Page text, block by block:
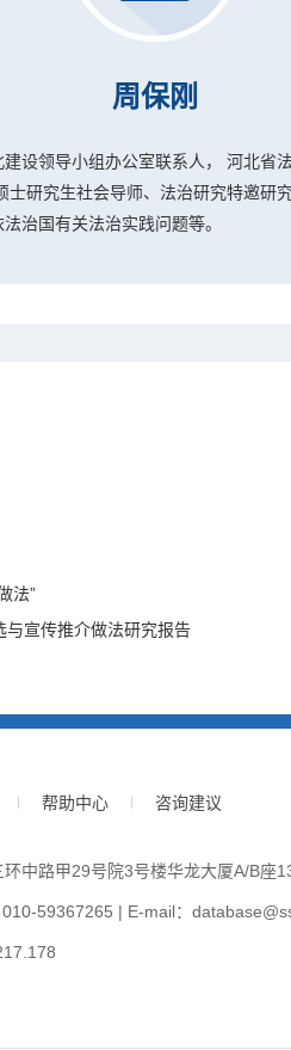
周保刚
设领导小组办公室联系人， 河北省
研究生社会导师、法治研究特邀研
治国有关法治实践问题等。
法”
宣传推介做法研究报告
帮助中心 咨询建议
中路甲29号院3号楼华龙大厦A/B座
59367265 | E-mail：